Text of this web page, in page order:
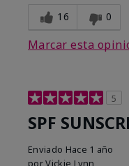
16 0
Marcar esta
5
SPF
Enviado Hace 1 año
porVickie Lynn